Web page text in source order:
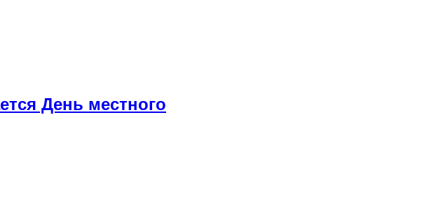
День местного